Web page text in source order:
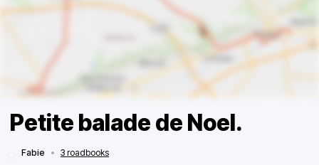
Petite balade de Noel.
Fabie • 3 roadbooks